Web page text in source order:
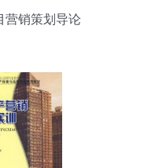
营销策划导论